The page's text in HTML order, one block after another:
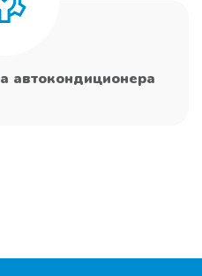
автокондиционера